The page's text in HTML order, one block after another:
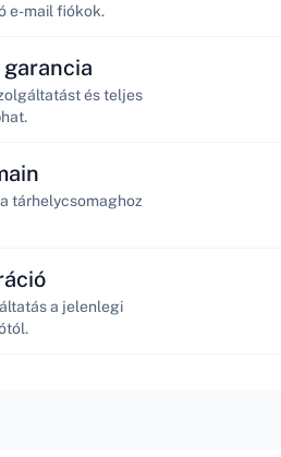
e-mail fiókok.
és teljes
tárhelycsomaghoz
a jelenlegi